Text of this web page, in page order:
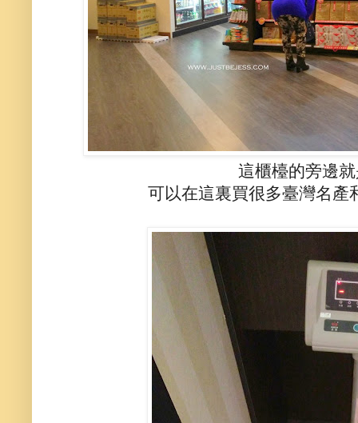
這櫃檯的旁邊
可以在這裏買很多臺灣名產